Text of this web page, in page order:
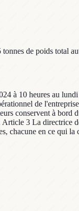
de poids total
à 10 heures au
de
conservent à bord
3 La directrice
chacune en ce qui